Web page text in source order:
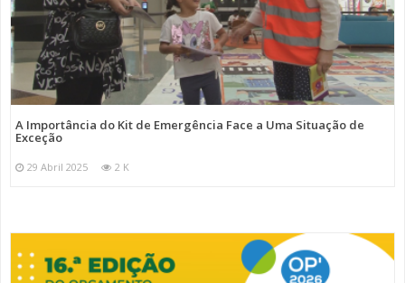
A Importância do Kit de Emergência Face a Uma Situação de
Exceção
29 Abril 2025 2 K